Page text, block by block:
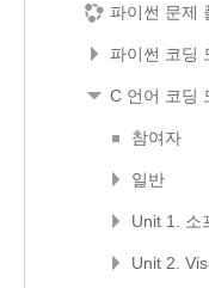
파이썬 문제
파이썬 코딩
C 언어 코딩
참여자
일반
Unit 1. 소
Unit 2.